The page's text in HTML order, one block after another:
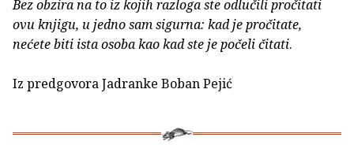
Bez obzira na to iz kojih razloga ste odlučili pročitati
ovu knjigu, u jedno sam sigurna: kad je pročitate,
nećete biti ista osoba kao kad ste je počeli čitati.
Iz predgovora Jadranke Boban Pejić